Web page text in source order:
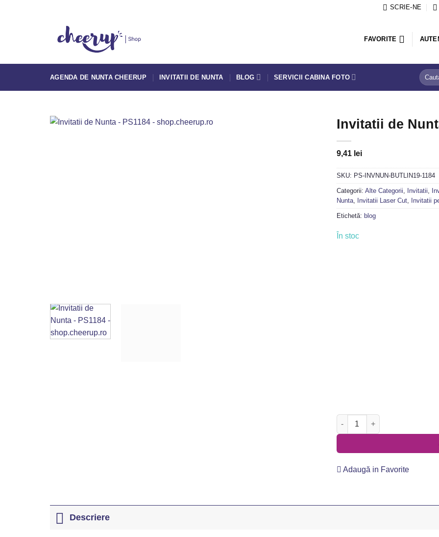
SCRIE-NE
FAVORITE
AGENDA DE NUNTA CHEERUP INVITATII DE NUNTA BLOG SERVICII CABINA FOTO
Caută
după:
Invitatii de
9,41 lei
SKU: PS-INVNUN-BUTLIN19-1184
Categorii: Alte Categorii Invitatii
Nunta
Invitatii Laser Cut Invitatii
Etichetă: blog
În stoc
Cantitate Invitatii de Nunta -
Adaugă in Favorite
Descriere